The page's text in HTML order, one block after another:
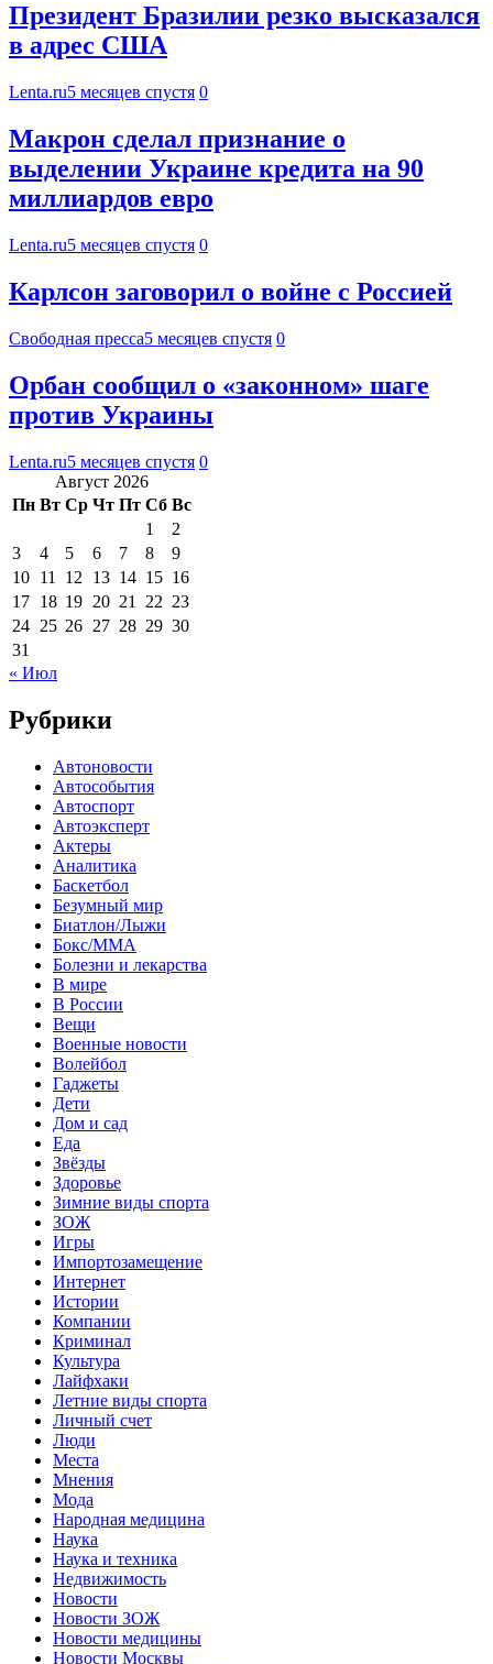
Президент Бразилии резко высказался
в адрес США
Lenta.ru5 месяцев спустя 0
Макрон сделал признание о
выделении Украине кредита на 90
миллиардов евро
Lenta.ru5 месяцев спустя 0
Карлсон заговорил о войне с Россией
Свободная пресса5 месяцев спустя 0
Орбан сообщил о «законном» шаге
против Украины
Lenta.ru5 месяцев спустя 0
Август 2026
Пн Вт Ср Чт Пт Сб Вс
1
2
3
4 5 6 7 8
9
10 11 12 13 14 15 16
17 18 19 20 21 22 23
24 25 26 27 28 29 30
31
« Июл
Рубрики
Автоновости
Автособытия
Автоспорт
Автоэксперт
Актеры
Аналитика
Баскетбол
Безумный мир
Биатлон/Лыжи
Бокс/MMA
Болезни и лекарства
В мире
В России
Вещи
Военные новости
Волейбол
Гаджеты
Дети
Дом и сад
Еда
Звёзды
Здоровье
Зимние виды спорта
ЗОЖ
Игры
Импортозамещение
Интернет
Истории
Компании
Криминал
Культура
Лайфхаки
Летние виды спорта
Личный счет
Люди
Места
Мнения
Мода
Народная медицина
Наука
Наука и техника
Недвижимость
Новости
Новости ЗОЖ
Новости медицины
Новости Москвы